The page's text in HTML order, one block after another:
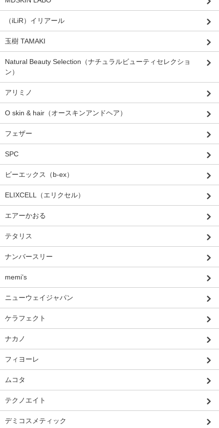
（iLiR）イリアール
玉樹 TAMAKI
Natural Beauty Selection（ナチュラルビューティセレクショ
ン）
アリミノ
O skin & hair（オースキンアンドヘア）
フェザー
SPC
ビーエックス（b-ex）
ELIXCELL（エリクセル）
エアーかおる
テタリス
ナンバースリー
memi’s
ニューウェイジャパン
ケラフェクト
ナカノ
フィヨーレ
ムコタ
テクノエイト
デミコスメティック